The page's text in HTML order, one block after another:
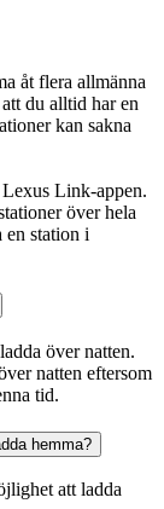
åt flera allmänna
du alltid har en
kan sakna
Link-appen.
över hela
en station i
över natten.
natten eftersom
tid.
hemma?
att ladda